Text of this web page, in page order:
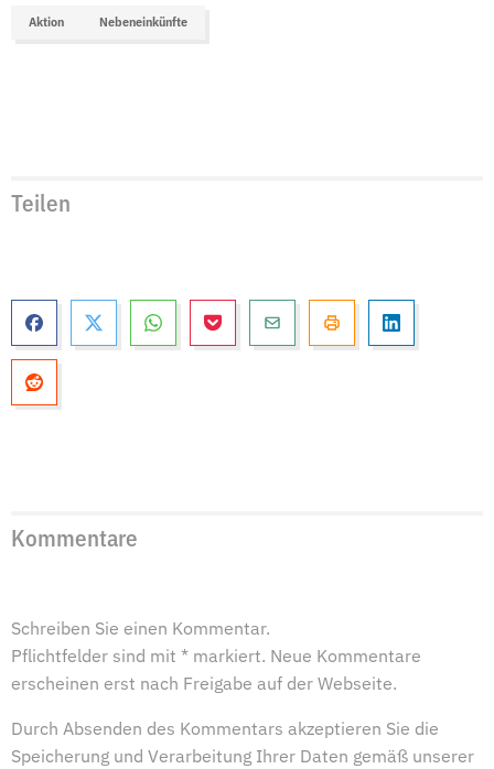
Aktion Nebeneinkünfte
Teilen
Kommentare
Schreiben Sie einen Kommentar.
Pflichtfelder sind mit * markiert. Neue Kommentare
erscheinen erst nach Freigabe auf der Webseite.
Durch Absenden des Kommentars akzeptieren Sie die
Speicherung und Verarbeitung Ihrer Daten gemäß unserer